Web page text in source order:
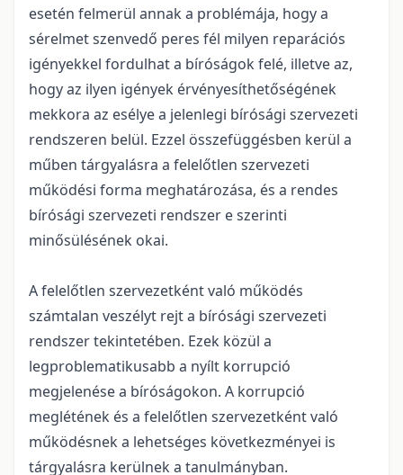
esetén felmerül annak a problémája, hogy a
sérelmet szenvedő peres fél milyen reparációs
igényekkel fordulhat a bíróságok felé, illetve az,
hogy az ilyen igények érvényesíthetőségének
mekkora az esélye a jelenlegi bírósági szervezeti
rendszeren belül. Ezzel összefüggésben kerül a
műben tárgyalásra a felelőtlen szervezeti
működési forma meghatározása, és a rendes
bírósági szervezeti rendszer e szerinti
minősülésének okai.
A felelőtlen szervezetként való működés
számtalan veszélyt rejt a bírósági szervezeti
rendszer tekintetében. Ezek közül a
legproblematikusabb a nyílt korrupció
megjelenése a bíróságokon. A korrupció
meglétének és a felelőtlen szervezetként való
működésnek a lehetséges következményei is
tárgyalásra kerülnek a tanulmányban.